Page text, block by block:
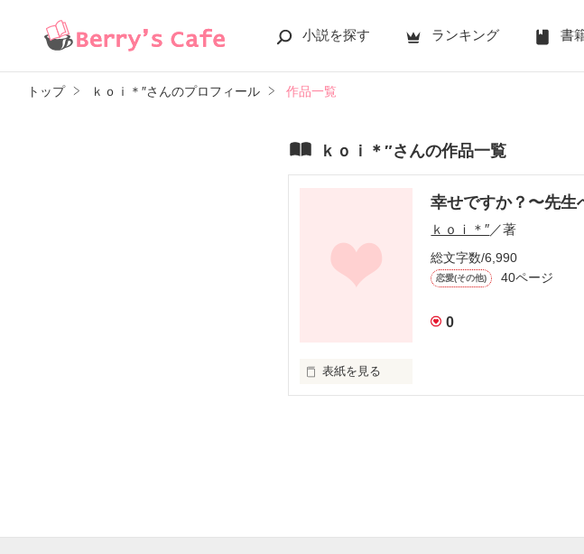
小説を探す ランキング 書
トップ ｋｏｉ＊″さんのプロフィール 作品一覧
ｋｏｉ＊″さんの作品一覧
幸せですか？〜先生
ｋｏｉ＊″／著
総文字数/6,990
恋愛(その他) 40ページ
0
表紙を見る